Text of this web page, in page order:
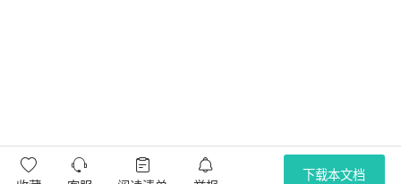
   
下载本文档